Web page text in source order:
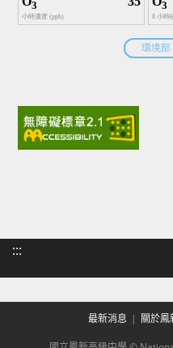
:::
最新消息 關於鳳